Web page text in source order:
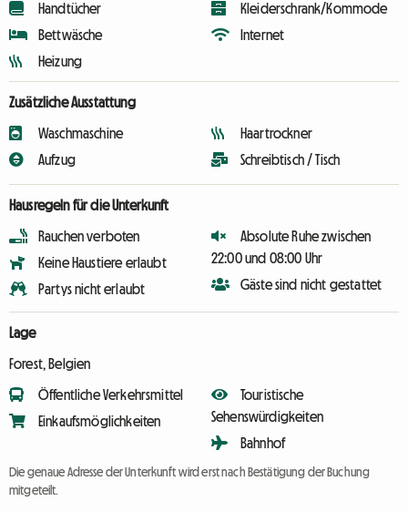
Handtücher
Bettwäsche
Heizung
Kleiderschrank/Kommode
Internet
Zusätzliche Ausstattung
Waschmaschine
Aufzug
Haartrockner
Schreibtisch / Tisch
Hausregeln für die Unterkunft
Rauchen verboten
Keine Haustiere erlaubt
Partys nicht erlaubt
Absolute Ruhe zwischen
22:00 und 08:00 Uhr
Gäste sind nicht gestattet
Lage
Forest, Belgien
Öffentliche Verkehrsmittel
Einkaufsmöglichkeiten
Touristische
Sehenswürdigkeiten
Bahnhof
Die genaue Adresse der Unterkunft wird erst nach Bestätigung der Buchung
mitgeteilt.